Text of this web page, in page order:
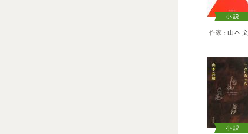
小説
作家 山本
小説